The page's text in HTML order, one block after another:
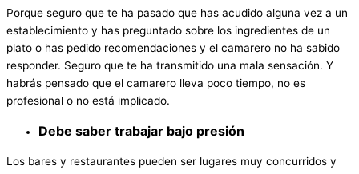
Porque seguro que te ha pasado que has acudido alguna vez a un
establecimiento y has preguntado sobre los ingredientes de un
plato o has pedido recomendaciones y el camarero no ha sabido
responder. Seguro que te ha transmitido una mala sensación. Y
habrás pensado que el camarero lleva poco tiempo, no es
profesional o no está implicado.
Debe saber trabajar bajo presión
Los bares y restaurantes pueden ser lugares muy concurridos y